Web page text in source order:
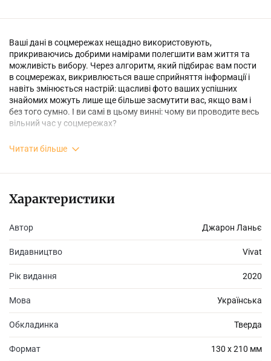
Ваші дані в соцмережах нещадно використовують,
прикриваючись добрими намірами полегшити вам життя та
можливість вибору. Через алгоритм, який підбирає вам пости
в соцмережах, викривлюється ваше сприйняття інформації і
навіть змінюється настрій: щасливі фото ваших успішних
знайомих можуть лише ще більше засмутити вас, якщо вам і
без того сумно. І ви самі в цьому винні: чому ви проводите весь
вільний час у соцмережах?
дофамінових гачків. А ще розповідає, як бути «котиком», —
незалежним і свідомим.
Читати більше
Характеристики
Автор Джарон Ланьє
Видавництво Vivat
Рік видання 2020
Мова Українська
Обкладинка Тверда
Формат 130 х 210 мм